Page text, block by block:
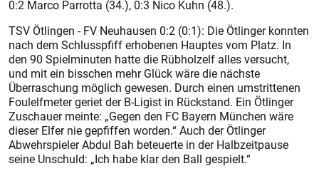
0:2 Marco Parrotta (34.), 0:3 Nico Kuhn (48.).
TSV Ötlingen - FV Neuhausen 0:2 (0:1): Die Ötlinger konnten
nach dem Schlusspfiff erhobenen Hauptes vom Platz. In
den 90 Spielminuten hatte die Rübholzelf alles versucht,
und mit ein bisschen mehr Glück wäre die nächste
Überraschung möglich gewesen. Durch einen umstrittenen
Foulelfmeter geriet der B-Ligist in Rückstand. Ein Ötlinger
Zuschauer meinte: „Gegen den FC Bayern München wäre
dieser Elfer nie gepfiffen worden.“ Auch der Ötlinger
Abwehrspieler Abdul Bah beteuerte in der Halbzeitpause
seine Unschuld: „Ich habe klar den Ball gespielt.“